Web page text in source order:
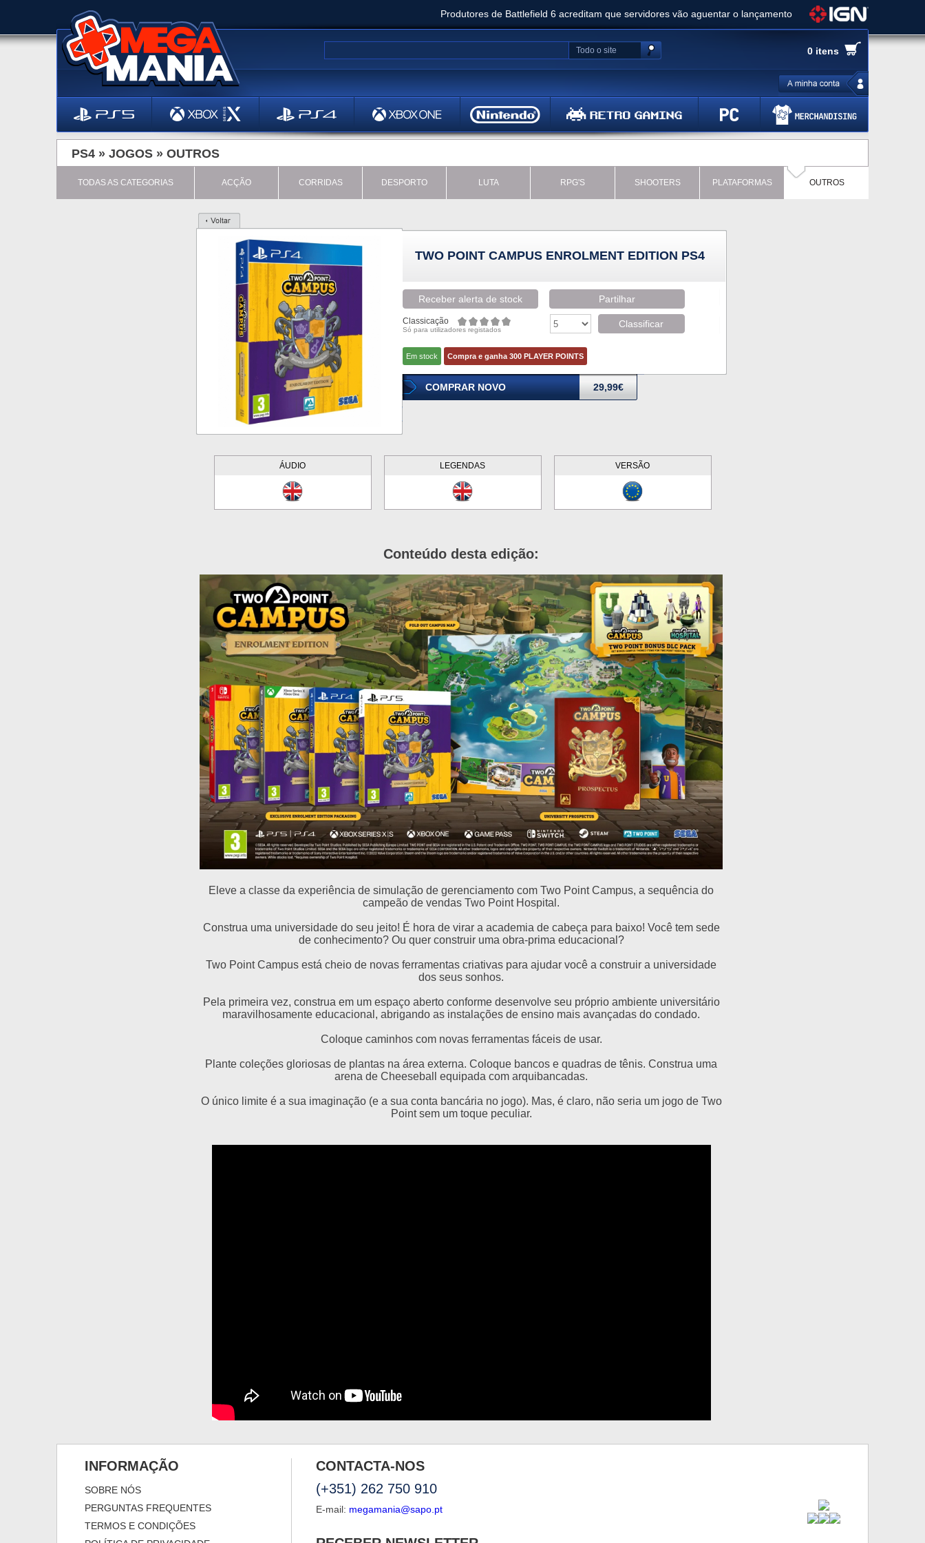
Produtores de Battlefield 6 acreditam que servidores vão aguentar o lançamento
Clair Obscur: Expedition 33 já vendeu 5 milhões de cópias e vai receber novo conteúdo
Ghost of Yotei - Análise
Metal Gear Solid Delta: Snake Eater - Análise
Bethesda anuncia livestream para o Fallout Day
0 itens
Todo o site
PS4 » JOGOS » OUTROS
TODAS AS CATEGORIAS ACÇÃO CORRIDAS DESPORTO LUTA RPG'S SHOOTERS PLATAFORMAS OUTROS
TWO POINT CAMPUS ENROLMENT EDITION PS4
Receber alerta de stock Partilhar
Classicação
Só para utilizadores registados
Classificar
Em stock Compra e ganha 300 PLAYER POINTS
COMPRAR NOVO 29,99€
ÁUDIO LEGENDAS VERSÃO
Conteúdo desta edição:
Eleve a classe da experiência de simulação de gerenciamento com Two Point Campus, a sequência do
campeão de vendas Two Point Hospital.
Construa uma universidade do seu jeito! É hora de virar a academia de cabeça para baixo! Você tem sede
de conhecimento? Ou quer construir uma obra-prima educacional?
Two Point Campus está cheio de novas ferramentas criativas para ajudar você a construir a universidade
dos seus sonhos.
Pela primeira vez, construa em um espaço aberto conforme desenvolve seu próprio ambiente universitário
maravilhosamente educacional, abrigando as instalações de ensino mais avançadas do condado.
Coloque caminhos com novas ferramentas fáceis de usar.
Plante coleções gloriosas de plantas na área externa. Coloque bancos e quadras de tênis. Construa uma
arena de Cheeseball equipada com arquibancadas.
O único limite é a sua imaginação (e a sua conta bancária no jogo). Mas, é claro, não seria um jogo de Two
Point sem um toque peculiar.
INFORMAÇÃO
SOBRE NÓS
PERGUNTAS FREQUENTES
TERMOS E CONDIÇÕES
CONTACTA-NOS
(+351) 262 750 910
E-mail: megamania@sapo.pt